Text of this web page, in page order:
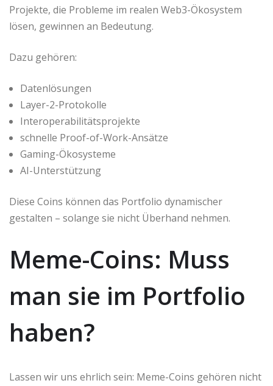
Projekte, die Probleme im realen Web3-Ökosystem
lösen, gewinnen an Bedeutung.
Dazu gehören:
Datenlösungen
Layer-2-Protokolle
Interoperabilitätsprojekte
schnelle Proof-of-Work-Ansätze
Gaming-Ökosysteme
AI-Unterstützung
Diese Coins können das Portfolio dynamischer
gestalten – solange sie nicht Überhand nehmen.
Meme-Coins: Muss
man sie im Portfolio
haben?
Lassen wir uns ehrlich sein: Meme-Coins gehören nicht